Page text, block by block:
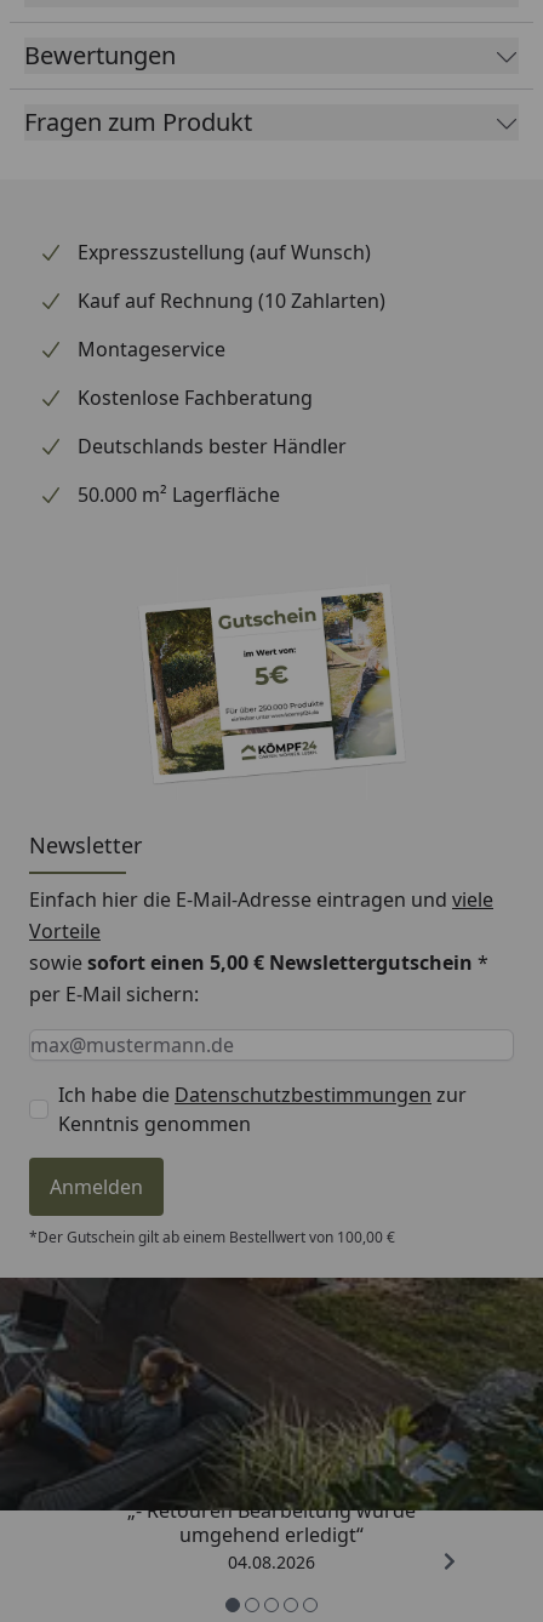
Bewertungen
Fragen zum Produkt
Expresszustellung (auf Wunsch)
Kauf auf Rechnung (10 Zahlarten)
Montageservice
Kostenlose Fachberatung
Deutschlands bester Händler
50.000 m² Lagerfläche
Newsletter
Einfach hier die E-Mail-Adresse eintragen und viele
Vorteile
sowiesofort einen 5,00 € Newslettergutschein *
per E-Mail sichern:
Keine Eingabe erforderlich
Eingabe erforderlich
E-Mail *
Ich habe die Datenschutzbestimmungen zur
Kenntnis genommen
Anmelden
*Der Gutschein gilt ab einem Bestellwert von 100,00 €
Trusted Shops
4,81/ 5
„- Retouren Bearbeitung wurde
umgehend erledigt“
04.08.2026